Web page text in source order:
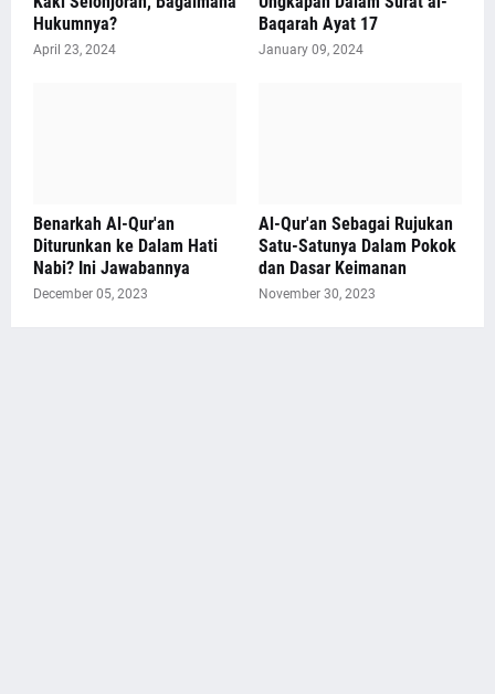
Hukumnya?
April 23, 2024
Baqarah Ayat 17
January 09, 2024
Benarkah Al-Qur'an
Diturunkan ke Dalam Hati
Nabi? Ini Jawabannya
December 05, 2023
Al-Qur'an Sebagai Rujukan
Satu-Satunya Dalam Pokok
dan Dasar Keimanan
November 30, 2023